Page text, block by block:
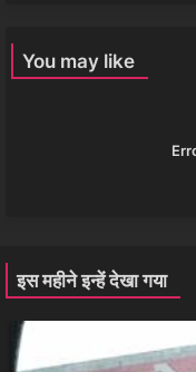
You may like
इस महीने इन्हें देखा गया